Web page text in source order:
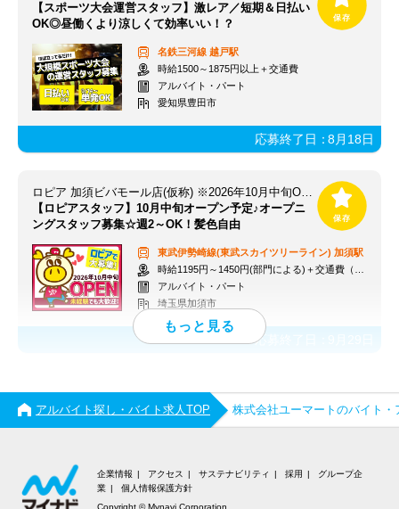
【スポーツ大会運営スタッフ】激レア／短期＆日払い
OK◎昼働くより涼しくて効率いい！？
名鉄三河線 越戸駅
時給1500～1875円以上＋交通費
アルバイト・パート
愛知県豊田市
応募終了日：8月18日
ロピア 加須ビバモール店(仮称) ※2026年10月中旬OPEN予定
【ロピアスタッフ】10月中旬オープン予定♪オープニ
ングスタッフ募集☆週2～OK！髪色自由
東武伊勢崎線(東武スカイツリーライン) 加須駅
時給1195円～1450円(部門による)＋交通費（社内規定）
アルバイト・パート
埼玉県加須市
応募終了日：
アルバイト探し・バイト求人TOP 株式会社ユーマートのバイト・
企業情報 アクセス サステナビリティ 採用
グループ企
業
個人情報保護方針
Copyright © Mynavi Corporation